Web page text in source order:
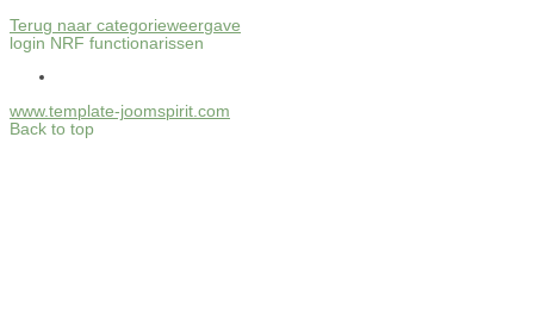
Terug naar categorieweergave
login NRF functionarissen
www.template-joomspirit.com
Back to top